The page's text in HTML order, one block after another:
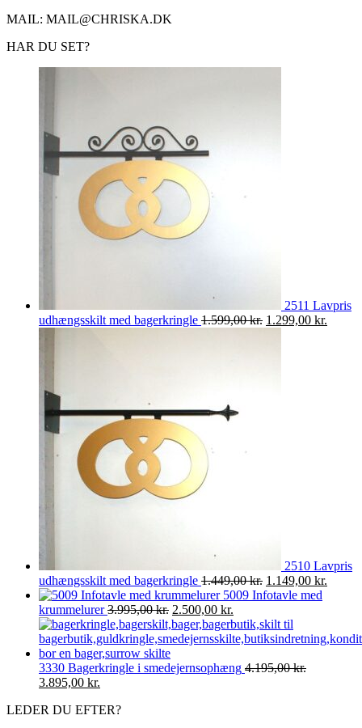
MAIL: MAIL@CHRISKA.DK
HAR DU SET?
2511 Lavpris
udhængsskilt med bagerkringle 1.599,00kr. Den
1.299,00 kr.
2510 Lavpris
udhængsskilt med bagerkringle 1.449,00kr. Den
oprindelige
var:
1.449,00 kr..
1.149,00 kr.
5009 Infotavle med
krummelurer 3.995,00kr. Den
oprindelige
pris
3.995,00 kr..
2.500,00 kr.
aktuelle
pris
2.500,00 kr..
3330 Bagerkringle i smedejernsophæng 4.195,00kr.
Den
pris
3.895,00 kr.
pris
LEDER DU EFTER?